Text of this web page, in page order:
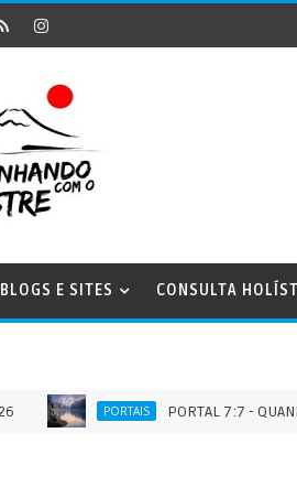
BLOGS E SITES CONSULTA
PORTAIS PORTAL 7:7 - QUANDO A